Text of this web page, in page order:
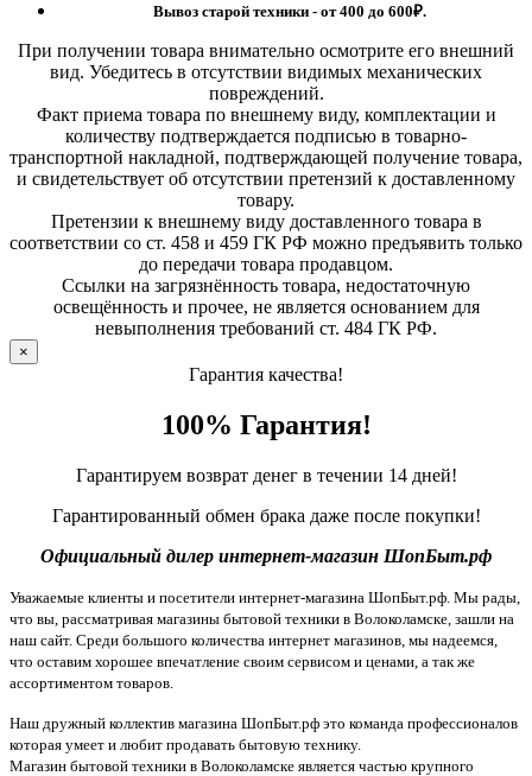
Вывоз старой техники - от 400 до 600₽.
При получении товара внимательно осмотрите его внешний
вид. Убедитесь в отсутствии видимых механических
повреждений.
Факт приема товара по внешнему виду, комплектации и
количеству подтверждается подписью в товарно-
транспортной накладной, подтверждающей получение товара,
и свидетельствует об отсутствии претензий к доставленному
товару.
Претензии к внешнему виду доставленного товара в
соответствии со ст. 458 и 459 ГК РФ можно предъявить только
до передачи товара продавцом.
Ссылки на загрязнённость товара, недостаточную
освещённость и прочее, не является основанием для
невыполнения требований ст. 484 ГК РФ.
×
Гарантия качества!
100% Гарантия!
Гарантируем возврат денег в течении 14 дней!
Гарантированный обмен брака даже после покупки!
Официальный дилер интернет-магазин ШопБыт.рф
Уважаемые клиенты и посетители интернет-магазина ШопБыт.рф. Мы рады,
что вы, рассматривая магазины бытовой техники в Волоколамске, зашли на
наш сайт. Среди большого количества интернет магазинов, мы надеемся,
что оставим хорошее впечатление своим сервисом и ценами, а так же
ассортиментом товаров.
Наш дружный коллектив магазина ШопБыт.рф это команда профессионалов
которая умеет и любит продавать бытовую технику.
Магазин бытовой техники в Волоколамске является частью крупного